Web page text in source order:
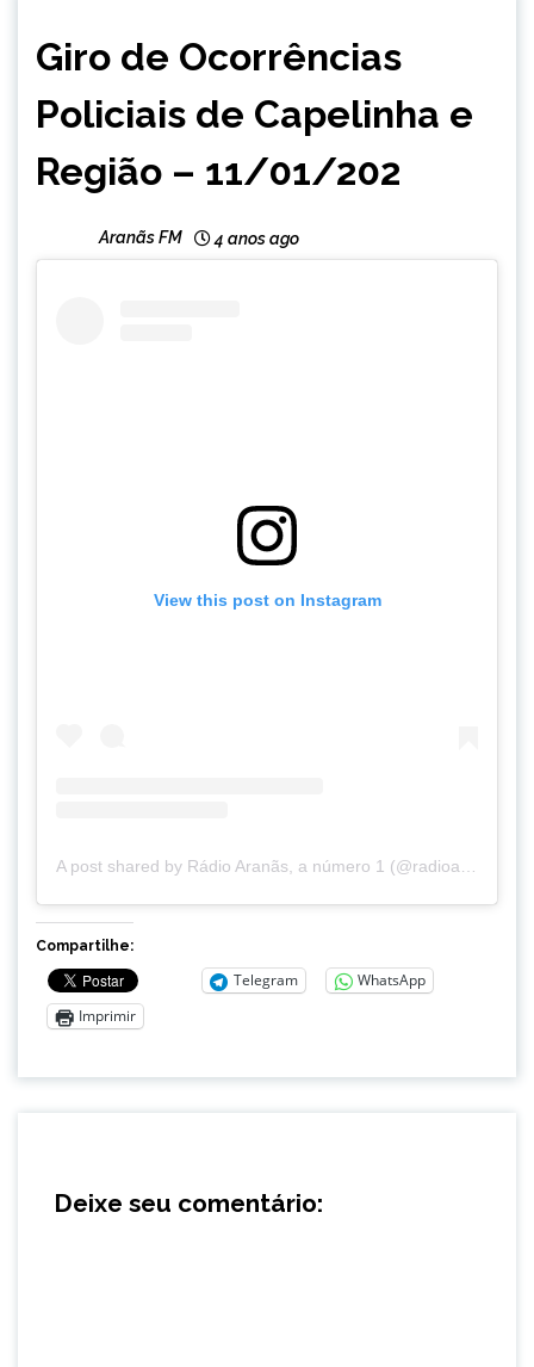
Giro de Ocorrências
Policiais de Capelinha e
Região – 11/01/202
Aranãs FM 4 anos ago
View this post on Instagram
Compartilhe:
Telegram
WhatsApp
Imprimir
Deixe seu comentário: